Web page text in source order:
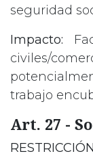
seguridad
Impacto:
civiles/
trabajo
Art. 27 -